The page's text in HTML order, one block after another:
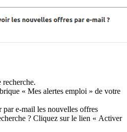
« Mes alertes emploi » de votre
par e-mail les nouvelles offres
? Cliquez sur le lien « Activer